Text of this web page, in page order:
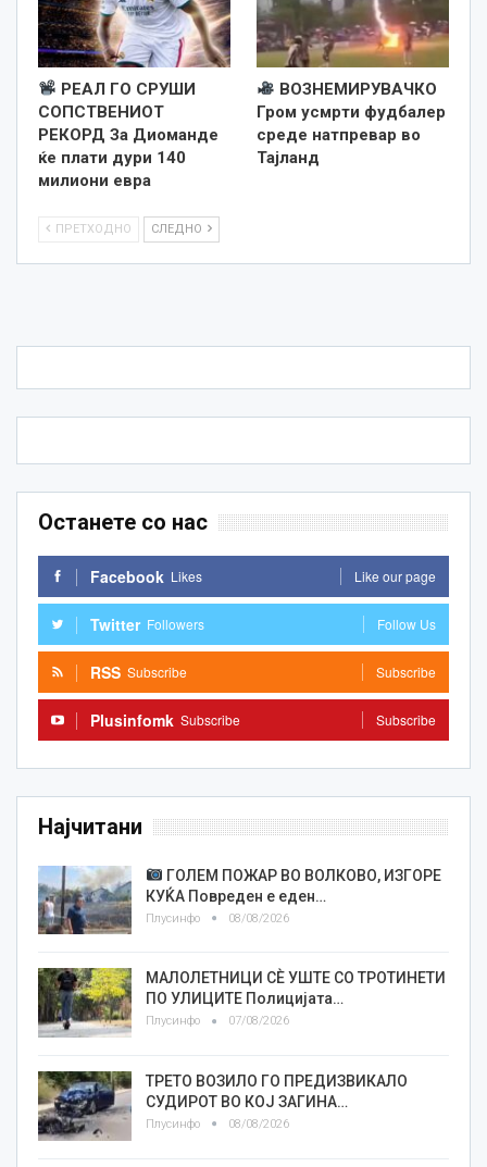
РЕАЛ ГО СРУШИ
СОПСТВЕНИОТ
РЕКОРД За Диоманде
ќе плати дури 140
милиони евра
ВОЗНЕМИРУВАЧКО
Гром усмрти фудбалер
среде натпревар во
Тајланд
ПРЕТХОДНО СЛЕДНО
Останете со нас
Facebook Likes Like our page
Twitter Followers Follow Us
RSS Subscribe Subscribe
Plusinfomk Subscribe Subscribe
Најчитани
ГОЛЕМ ПОЖАР ВО ВОЛКОВО, ИЗГОРЕ
КУЌА Повреден е еден…
Плусинфо 08/08/2026
МАЛОЛЕТНИЦИ СÈ УШТЕ СО ТРОТИНЕТИ
ПО УЛИЦИТЕ Полицијата…
Плусинфо 07/08/2026
ТРЕТО ВОЗИЛО ГО ПРЕДИЗВИКАЛО
СУДИРОТ ВО КОЈ ЗАГИНА…
Плусинфо 08/08/2026